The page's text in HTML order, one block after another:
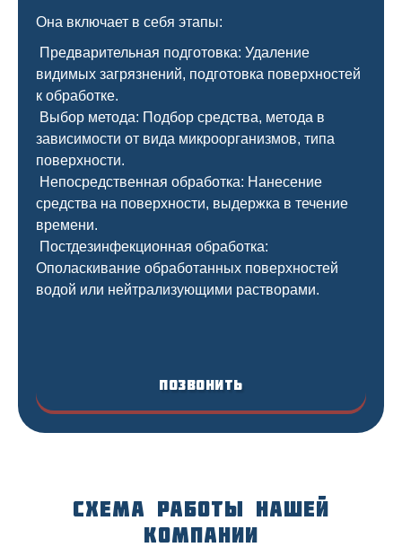
Она включает в себя этапы:
Предварительная подготовка: Удаление
видимых загрязнений, подготовка поверхностей
к обработке.
Выбор метода: Подбор средства, метода в
зависимости от вида микроорганизмов, типа
поверхности.
Непосредственная обработка: Нанесение
средства на поверхности, выдержка в течение
времени.
Постдезинфекционная обработка:
Ополаскивание обработанных поверхностей
водой или нейтрализующими растворами.
Позвонить
Схема работы нашей
компании